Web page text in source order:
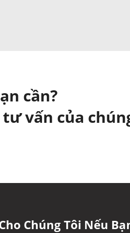
cần?
vấn của
Chúng Tôi Nếu